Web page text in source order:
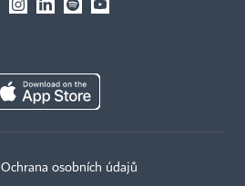
Ochrana osobních údajů